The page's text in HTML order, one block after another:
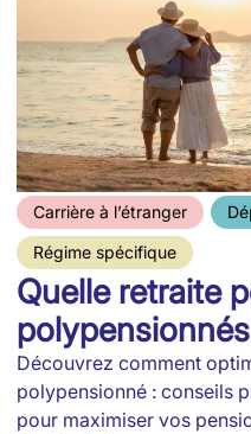
Carrière à l’étranger
Régime spécifique
Quelle retraite
Découvrez comment
polypensionné : conseils
pour maximiser vos